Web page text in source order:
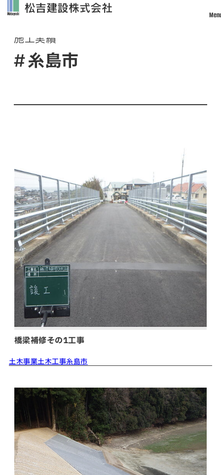
トップ
松吉建設について
施工実績
採用情報
社員インタビュー
数字から見える松吉建設
福利厚生
募集要項・応募フォーム
インフォメーション
お問い合わせ
サイトマップ
個人情報のお取り扱いについて
お電話でのお問い合わせ
TEL.092-323-3960
受付／8:30〜17:00 (土・日・祝休み)
SNS
matsuyoshi.official
施工実績
糸島市
橋梁補修その1工事
土木事業土木工事糸島市